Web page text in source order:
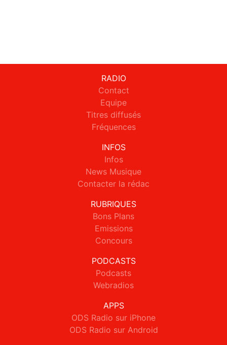
RADIO
Contact
Equipe
Titres diffusés
Fréquences
INFOS
Infos
News Musique
Contacter la rédac
RUBRIQUES
Bons Plans
Emissions
Concours
PODCASTS
Podcasts
Webradios
APPS
ODS Radio sur iPhone
ODS Radio sur Android